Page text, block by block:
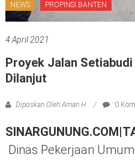
NEWS PROPINSI BANTEN
4 April 2021
Proyek Jalan
Dilanjut
Diposkan Oleh:Aman H 0
Dinas Pekerjaan